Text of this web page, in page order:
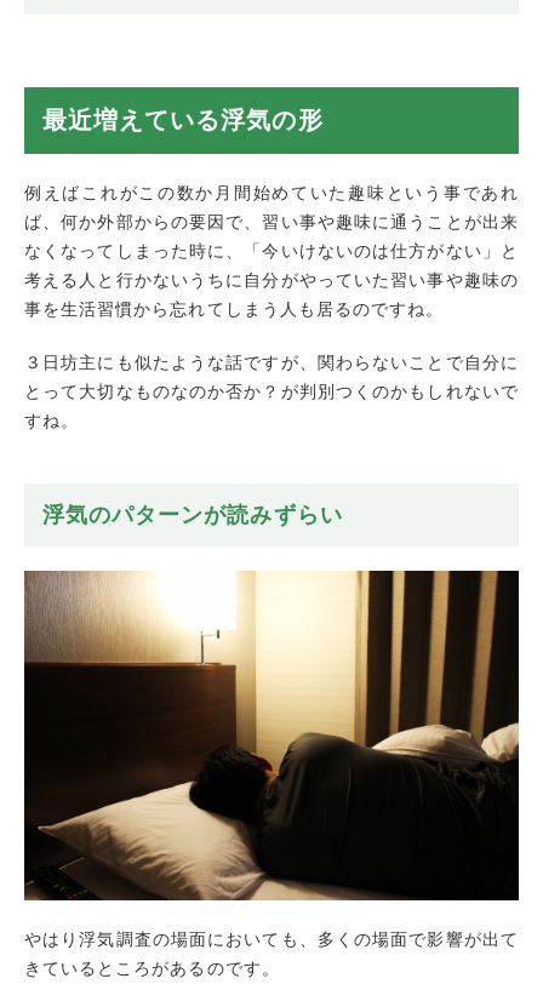
浮気に気が付くころには浮気の関係が深く
なっている
夏もお試し調査プラン継続中！
迅速調査対応地域
最近増えている浮気の形
例えばこれがこの数か月間始めていた趣味という事であれ
ば、何か外部からの要因で、習い事や趣味に通うことが出来
なくなってしまった時に、「今いけないのは仕方がない」と
考える人と行かないうちに自分がやっていた習い事や趣味の
事を生活習慣から忘れてしまう人も居るのですね。
３日坊主にも似たような話ですが、関わらないことで自分に
とって大切なものなのか否か？が判別つくのかもしれないで
すね。
浮気のパターンが読みずらい
やはり浮気調査の場面においても、多くの場面で影響が出て
きているところがあるのです。